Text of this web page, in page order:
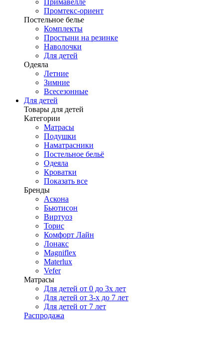
Примавелле
Промтекс-ориент
Постельное белье
Комплекты
Простыни на резинке
Наволочки
Для детей
Одеяла
Летние
Зимние
Всесезонные
Для детей
Товары для детей
Категории
Матрасы
Подушки
Наматрасники
Постельное бельё
Одеяла
Кроватки
Показать все
Бренды
Аскона
Бьютисон
Виртуоз
Торис
Комфорт Лайн
Лонакс
Magniflex
Materlux
Vefer
Матрасы
Для детей от 0 до 3х лет
Для детей от 3-х до 7 лет
Для детей от 7 лет
Распродажа